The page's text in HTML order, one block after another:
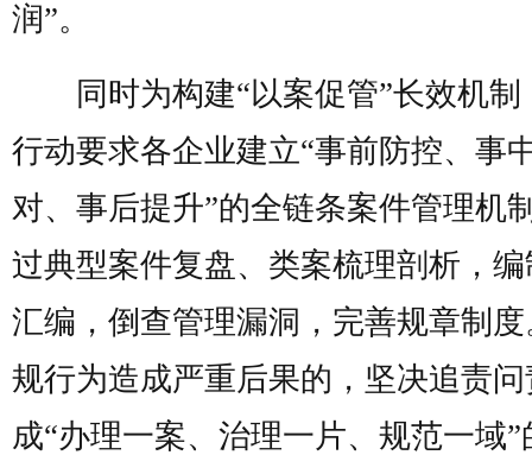
润”。
同时为构建“以案促管”长效机制
行动要求各企业建立“事前防控、事
对、事后提升”的全链条案件管理机
过典型案件复盘、类案梳理剖析，
汇编，倒查管理漏洞，完善规章制
规行为造成严重后果的，坚决追责
成“办理一案、治理一片、规范一域”